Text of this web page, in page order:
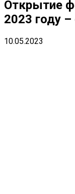
Открытие
2023 году –
10.05.2023